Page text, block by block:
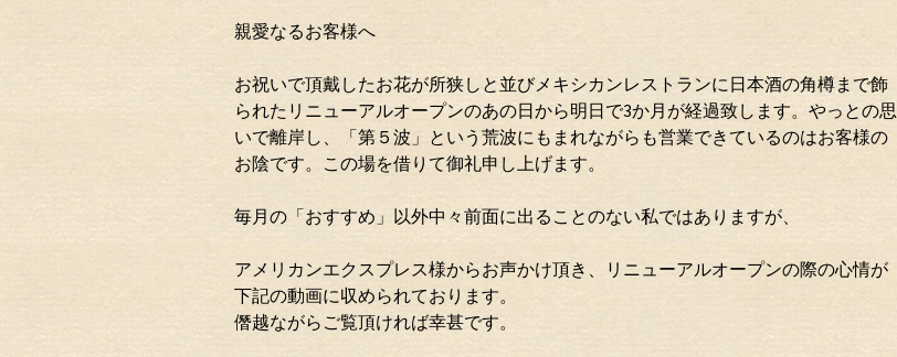
親愛なるお客様へ
お祝いで頂戴したお花が所狭しと並びメキシカンレストランに日本酒の角樽まで飾
られたリニューアルオープンのあの日から明日で3か月が経過致します。やっとの思
いで離岸し、「第５波」という荒波にもまれながらも営業できているのはお客様の
お陰です。この場を借りて御礼申し上げます。
毎月の「おすすめ」以外中々前面に出ることのない私ではありますが、
アメリカンエクスプレス様からお声かけ頂き、リニューアルオープンの際の心情が
下記の動画に収められております。
僭越ながらご覧頂ければ幸甚です。